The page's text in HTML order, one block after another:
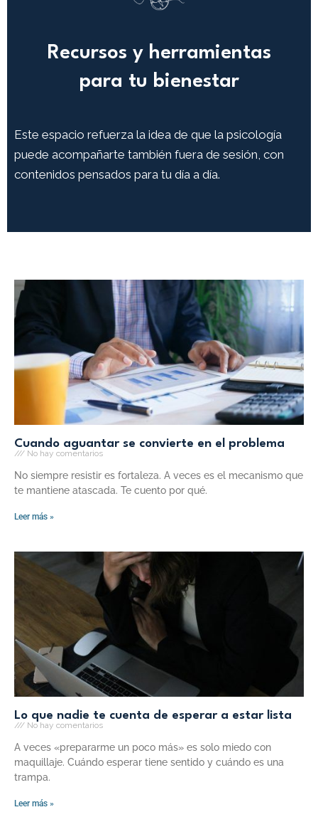
Recursos y herramientas
para tu bienestar
Este espacio refuerza la idea de que la psicología
puede acompañarte también fuera de sesión, con
contenidos pensados para tu día a día.​
Cuando aguantar se convierte en el problema
No hay comentarios
No siempre resistir es fortaleza. A veces es el mecanismo que
te mantiene atascada. Te cuento por qué.
Leer más »
Lo que nadie te cuenta de esperar a estar lista
No hay comentarios
A veces «prepararme un poco más» es solo miedo con
maquillaje. Cuándo esperar tiene sentido y cuándo es una
trampa.
Leer más »